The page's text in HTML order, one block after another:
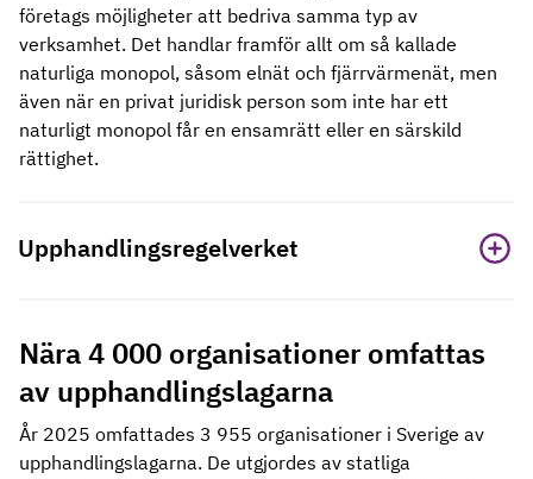
företags möjligheter att bedriva samma typ av
verksamhet. Det handlar framför allt om så kallade
naturliga monopol, såsom elnät och fjärrvärmenät, men
även när en privat juridisk person som inte har ett
naturligt monopol får en ensamrätt eller en särskild
rättighet.
Upphandlingsregelverket
Nära 4 000 organisationer omfattas
av upphandlingslagarna
År 2025 omfattades 3 955 organisationer i Sverige av
upphandlingslagarna. De utgjordes av statliga